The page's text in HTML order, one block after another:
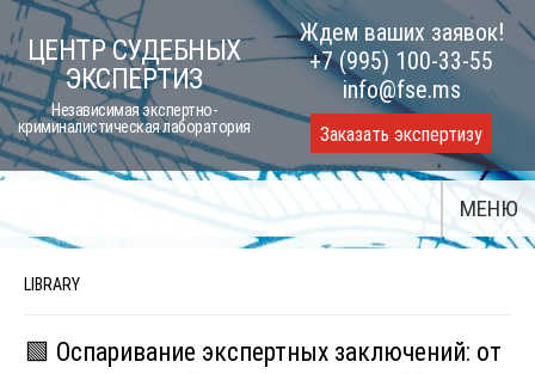
Skip
to
content
ЦЕНТР СУДЕБНЫХ
ЭКСПЕРТИЗ
Независимая экспертно-
криминалистическая лаборатория
Ждем ваших заявок!
+7 (995) 100-33-55
info@fse.ms
Заказать экспертизу
МЕНЮ
LIBRARY
🟩 Оспаривание экспертных заключений: от